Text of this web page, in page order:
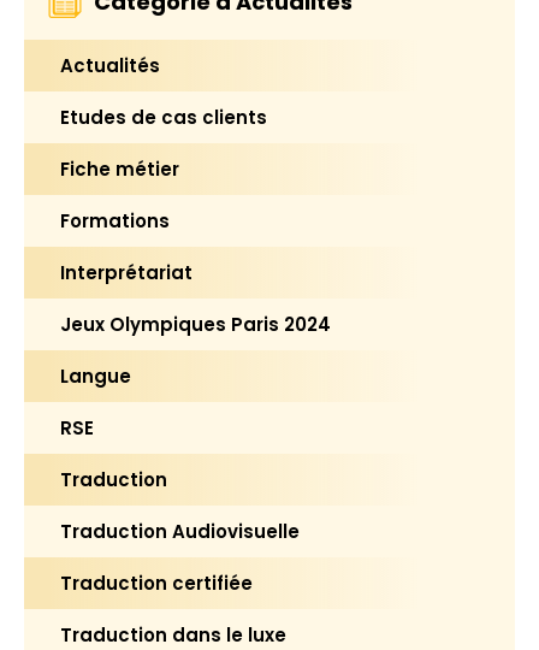
Actualités
Etudes de cas clients
Fiche métier
Formations
Interprétariat
Jeux Olympiques Paris 2024
Langue
RSE
Traduction
Traduction Audiovisuelle
Traduction certifiée
Traduction dans le luxe